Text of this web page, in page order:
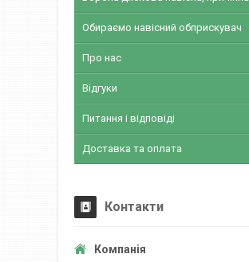
Обираємо навісний обприскувач
Про нас
Відгуки
Питання і відповіді
Доставка та оплата
Контакти